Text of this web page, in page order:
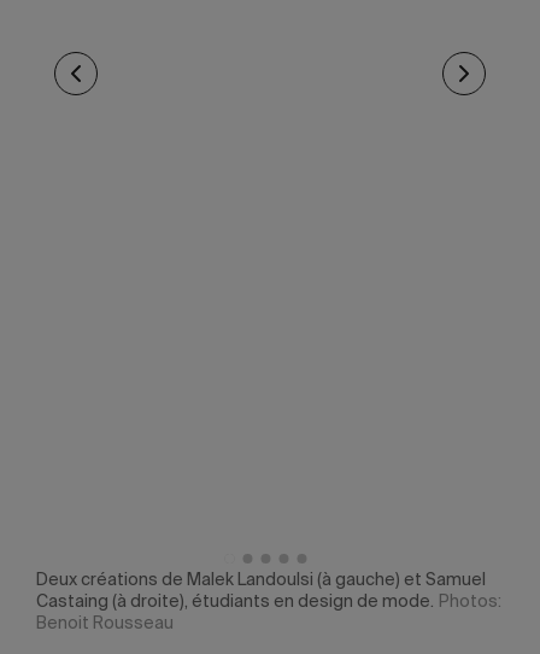
Deux créations de Malek Landoulsi (à gauche) et Samuel
Castaing (à droite), étudiants en design de mode.
Photos:
Benoit Rousseau